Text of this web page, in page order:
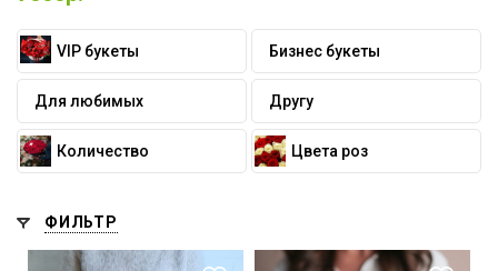
VIP букеты Бизнес букеты
Для любимых Другу
Количество Цвета роз
ФИЛЬТР